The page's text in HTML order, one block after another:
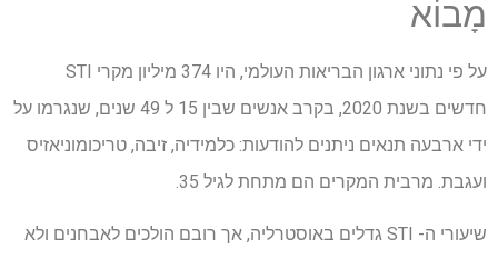
מָבוֹא
על פי נתוני ארגון הבריאות העולמי, היו 374 מיליון מקרי STI
חדשים בשנת 2020, בקרב אנשים שבין 15 ל 49 שנים, שנגרמו על
ידי ארבעה תנאים ניתנים להודעות: כלמידיה, זיבה, טריכומוניאזיס
ועגבת. מרבית המקרים הם מתחת לגיל 35.
שיעורי ה- STI גדלים באוסטרליה, אך רובם הולכים לאבחנים ולא